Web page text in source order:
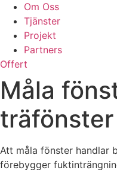
Om Oss
Tjänster
Projekt
Partners
Offert
Måla
träfönster
Att måla fönster handlar
förebygger